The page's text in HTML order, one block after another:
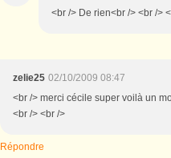
<br /> De rien<br /> <br />
zelie25 02/10/2009 08:47
<br /> merci cécile super voilà un
<br /> <br />
Répondre